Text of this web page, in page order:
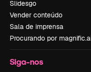
Slidesgo
Vender conteúdo
Sala de imprensa
Procurando por
Siga-nos